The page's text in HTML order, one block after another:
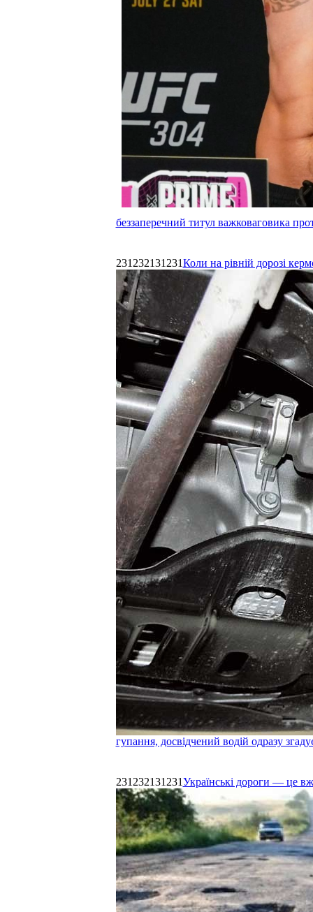
беззаперечний титул важковаговика
231232131231Коли на рівній дорозі
гупання, досвідчений водій одразу
231232131231Українські дороги — це